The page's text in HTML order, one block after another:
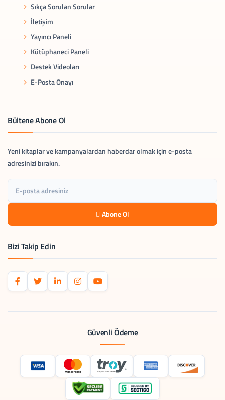
Sıkça Sorulan Sorular
İletişim
Yayıncı Paneli
Kütüphaneci Paneli
Destek Videoları
E-Posta Onayı
Bültene Abone Ol
Yeni kitaplar ve kampanyalardan haberdar olmak için e-posta
adresinizi bırakın.
Abone Ol
Bizi Takip Edin
Güvenli Ödeme